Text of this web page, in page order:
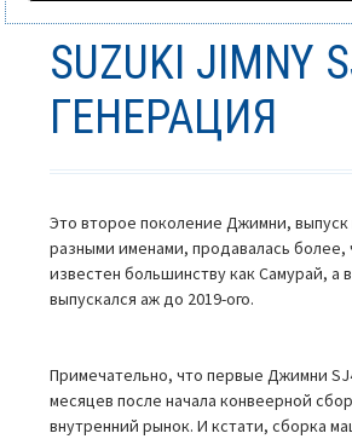
SUZUKI JIMNY
ГЕНЕРАЦИЯ
Это второе поколение Джимни,
разными именами, продавалась более,
известен большинству как Самурай,
выпускался аж до 2019-ого.
Примечательно, что первые Джимни
месяцев после начала конвеерной
внутренний рынок. И кстати, сборка